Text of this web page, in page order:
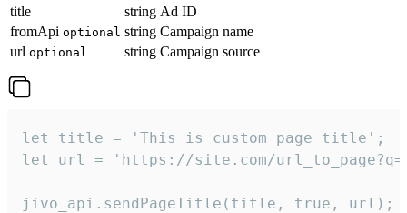
title
string Ad ID
fromApi optional string Campaign name
url optional string Campaign source
let title = 'This is custom page title';
let url = 'https://site.com/
jivo_api.sendPageTitle(title, true, url);